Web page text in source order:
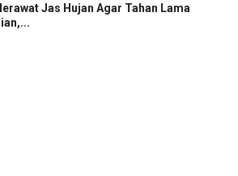
Jas Hujan Agar Tahan Lama